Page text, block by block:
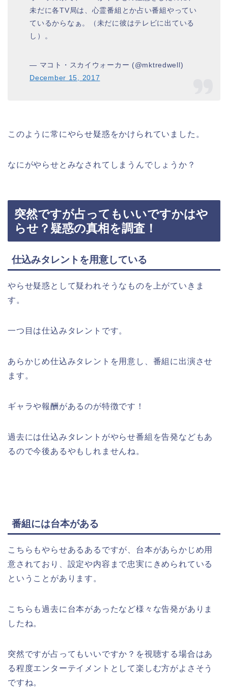
未だに各TV局は、心霊番組とか占い番組やってい
ているからなぁ。（未だに彼はテレビに出ている
し）。
— マコト・スカイウォーカー (@mktredwell)
December 15, 2017
このように常にやらせ疑惑をかけられていました。
なにがやらせとみなされてしまうんでしょうか？
突然ですが占ってもいいですかはや
らせ？疑惑の真相を調査！
仕込みタレントを用意している
やらせ疑惑として疑われそうなものを上がていきま
す。
一つ目は仕込みタレントです。
あらかじめ仕込みタレントを用意し、番組に出演させ
ます。
ギャラや報酬があるのが特徴です！
過去には仕込みタレントがやらせ番組を告発などもあ
るので今後あるやもしれませんね。
番組には台本がある
こちらもやらせあるあるですが、台本があらかじめ用
意されており、設定や内容まで忠実にきめられている
ということがあります。
こちらも過去に台本があったなど様々な告発がありま
したね。
突然ですが占ってもいいですか？を視聴する場合はあ
る程度エンターテイメントとして楽しむ方がよさそう
ですね。